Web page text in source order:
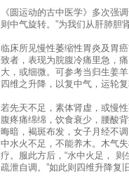
《圆运动的古中医学》多次强
则中气旋转。”为我们从肝肺胆
临床所见慢性萎缩性胃炎及胃
致者，表现为脘腹冷痛里急，
大，或细微。可参考当归生姜
四维之升降，以复中气，运轮
若先天不足，素体肾虚，或慢
腹疼痛绵绵，饮食衰少，腰酸
晦暗，褐斑布发，女子月经不
中水火不足，不能养木。木气
疗。服此方后，“水中火足，
疏泄自调。”如此则四维升降复